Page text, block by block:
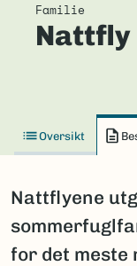
Familie
Nattfly
Oversikt
Nattflyene
for det meste